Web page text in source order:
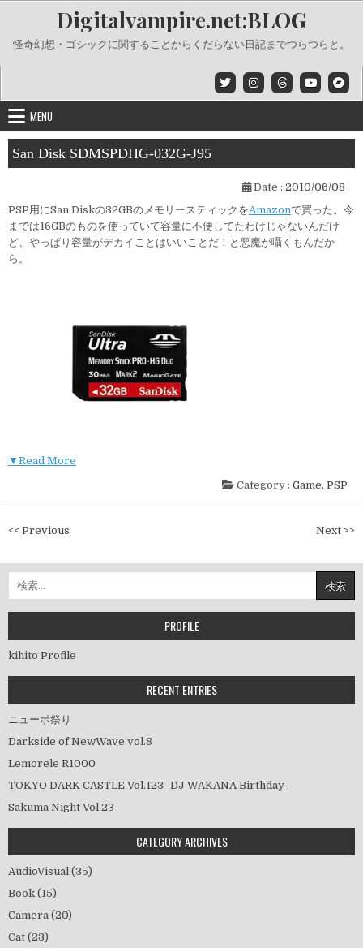
content
Digitalvampire.net:BLOG
怪奇幻想・ゴシックに関することからくだらない日記までつらつらと。
MENU
San Disk SDMSPDHG-032G-J95
Date : 2010/06/08
PSP用にSan Diskの32GBのメモリースティックをAmazonで買った。今
までは16GBのものを使っていて容量に不便してたわけじゃないんだけ
ど、やっぱり容量がデカイことはいいことだ！と悪魔が囁くもんだか
ら。
▼Read More
Category : Game, PSP
投
ナ
ビ
ゲ
シ
ョ
<< Previous Next >>
索:
PROFILE
kihito Profile
RECENT ENTRIES
ニューポ祭り
Darkside of NewWave vol.8
Lemorele R1000
TOKYO DARK CASTLE Vol.123 -DJ WAKANA Birthday-
Sakuma Night Vol.23
CATEGORY ARCHIVES
AudioVisual (35)
Book (15)
Camera (20)
Cat (23)